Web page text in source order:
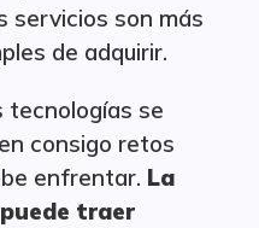
servicios son más
de adquirir.
tecnologías se
consigo retos
enfrentar. La
traer